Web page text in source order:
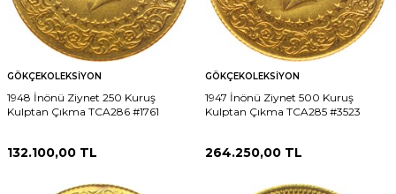
GÖKÇEKOLEKSIYON
1948 İnönü Ziynet 250 Kuruş
Kulptan Çıkma TCA286 #1761
132.100,00 TL
GÖKÇEKOLEKSIYON
1947 İnönü Ziynet 500 Kuruş
Kulptan Çıkma TCA285 #3523
264.250,00 TL